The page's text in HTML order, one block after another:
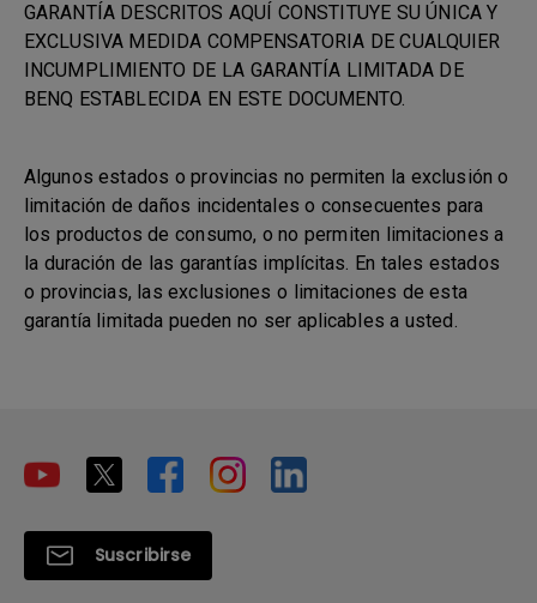
GARANTÍA DESCRITOS AQUÍ CONSTITUYE SU ÚNICA Y
EXCLUSIVA MEDIDA COMPENSATORIA DE CUALQUIER
INCUMPLIMIENTO DE LA GARANTÍA LIMITADA DE
BENQ ESTABLECIDA EN ESTE DOCUMENTO.
Algunos estados o provincias no permiten la exclusión o
limitación de daños incidentales o consecuentes para
los productos de consumo, o no permiten limitaciones a
la duración de las garantías implícitas. En tales estados
o provincias, las exclusiones o limitaciones de esta
garantía limitada pueden no ser aplicables a usted.
Suscribirse